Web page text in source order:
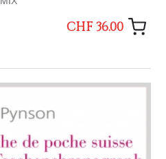
CHF 36.00